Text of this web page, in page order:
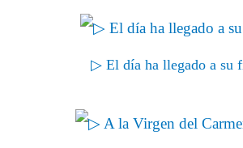
▷ El día ha llegado a su